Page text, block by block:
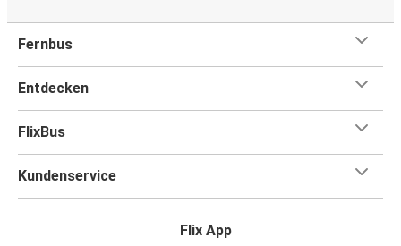
Fernbus
Entdecken
FlixBus
Kundenservice
Flix App